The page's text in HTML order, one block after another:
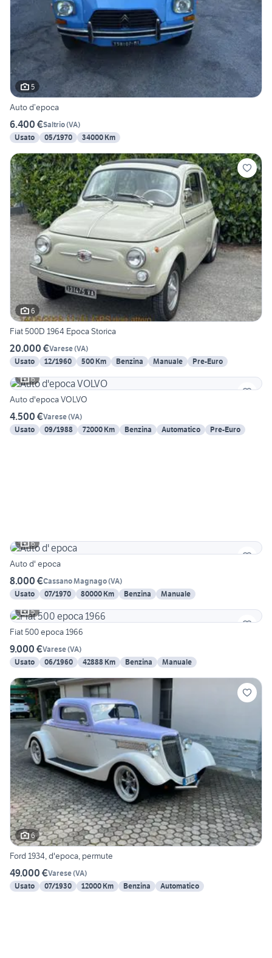
5
Auto d’epoca
6.400 €Saltrio(VA)
Usato
05/1970 34000 Km
6
Fiat 500D 1964 Epoca Storica
20.000 €Varese(VA)
Usato
12/1960 500 Km Benzina Manuale
Pre-Euro
6
Auto d'epoca VOLVO
4.500 €Varese(VA)
Usato
09/1988 72000 Km Benzina Automatico Pre-Euro
6
Auto d' epoca
8.000 €Cassano Magnago(VA)
Usato
07/1970 80000 Km Benzina
Manuale
5
Fiat 500 epoca 1966
9.000 €Varese(VA)
Usato
06/1960 42888 Km Benzina Manuale
6
Ford 1934, d'epoca, permute
49.000 €Varese(VA)
Usato
07/1930 12000 Km Benzina Automatico